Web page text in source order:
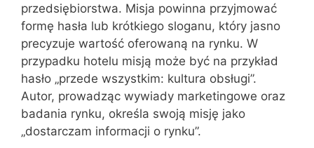
przedsiębiorstwa. Misja powinna przyjmować
formę hasła lub krótkiego sloganu, który jasno
precyzuje wartość oferowaną na rynku. W
przypadku hotelu misją może być na przykład
hasło „przede wszystkim: kultura obsługi”.
Autor, prowadząc wywiady marketingowe oraz
badania rynku, określa swoją misję jako
„dostarczam informacji o rynku”.